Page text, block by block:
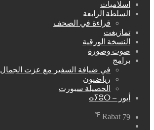
اسلاميات
السلطة الرابعة
قراءة في الصحف
تمازيغت
النسخة الورقية
صوت وصورة
برامج
في ضيافة السفير مع عزت الجمال
رياضيون
الحصيلة سبورت
أيور – ⴰⵢⵓⵔ
Rabat 79
℉